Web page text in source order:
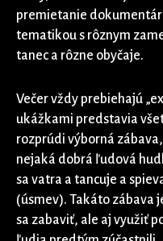
premietanie
tematikou s rôznym
tanec a rôzne obyčaje.
Večer vždy prebiehajú
ukážkami predstavia
rozprúdi výborná
nejaká dobrá ľudová
sa vatra a tancuje a
(úsmev). Takáto zábava
sa zabaviť, ale aj využiť